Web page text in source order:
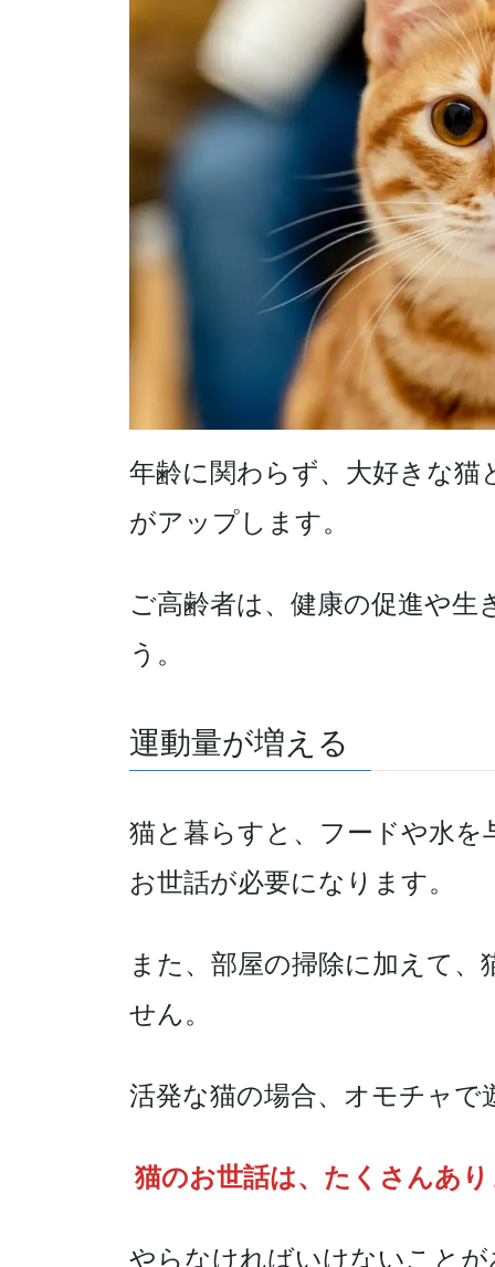
年齢に関わらず、大好きな猫
がアップします。
ご高齢者は、健康の促進や
う。
運動量が増える
猫と暮らすと、フードや水
お世話が必要になります。
また、部屋の掃除に加えて
せん。
活発な猫の場合、オモチャ
猫のお世話は、たくさんあ
やらなければいけないこと